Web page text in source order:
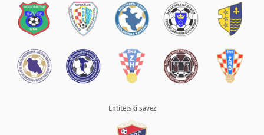
Entitetski savez